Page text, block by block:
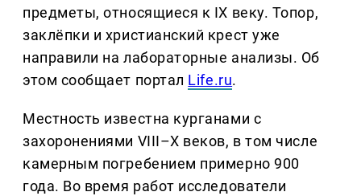
предметы, относящиеся к IX веку. Топор,
заклёпки и христианский крест уже
направили на лабораторные анализы. Об
этом сообщает портал Life.ru.
Местность известна курганами с
захоронениями VIII–X веков, в том числе
камерным погребением примерно 900
года. Во время работ исследователи